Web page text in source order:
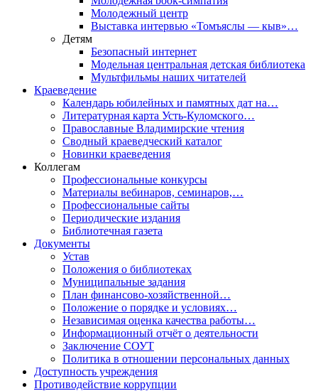
Молодежный центр
Выставка интервью «Томъяслы — кыв»…
Детям
Безопасный интернет
Модельная центральная детская библиотека
Мультфильмы наших читателей
Краеведение
Календарь юбилейных и памятных дат на…
Литературная карта Усть-Куломского…
Православные Владимирские чтения
Сводный краеведческий каталог
Новинки краеведения
Коллегам
Профессиональные конкурсы
Материалы вебинаров, семинаров,…
Профессиональные сайты
Периодические издания
Библиотечная газета
Документы
Устав
Положения о библиотеках
Муниципальные задания
План финансово-хозяйственной…
Положение о порядке и условиях…
Независимая оценка качества работы…
Информационный отчёт о деятельности
Заключение СОУТ
Политика в отношении персональных данных
Доступность учреждения
Противодействие коррупции